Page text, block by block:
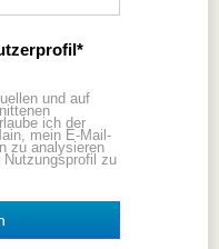
und auf
ich der
mein E-Mail-
zu analysieren
Nutzungsprofil zu